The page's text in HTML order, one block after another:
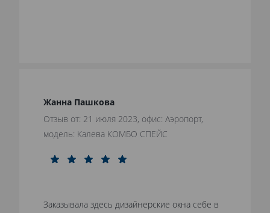
Жанна Пашкова
Отзыв от: 21 июля 2023, офис: Аэропорт,
модель: Калева КОМБО СПЕЙС
Заказывала здесь дизайнерские окна себе в